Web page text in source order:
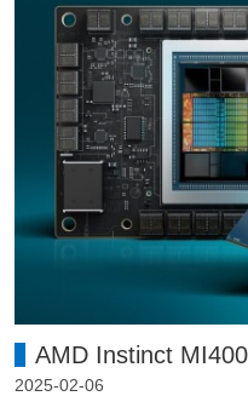
AMD Instinct
2025-02-06